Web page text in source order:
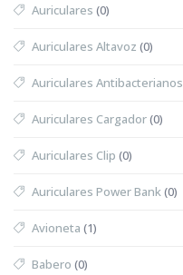
Auriculares (0)
Auriculares Altavoz (0)
Auriculares Antibacterianos
Auriculares Cargador(0)
Auriculares Clip (0)
Auriculares Power Bank(0)
Avioneta (1)
Babero (0)